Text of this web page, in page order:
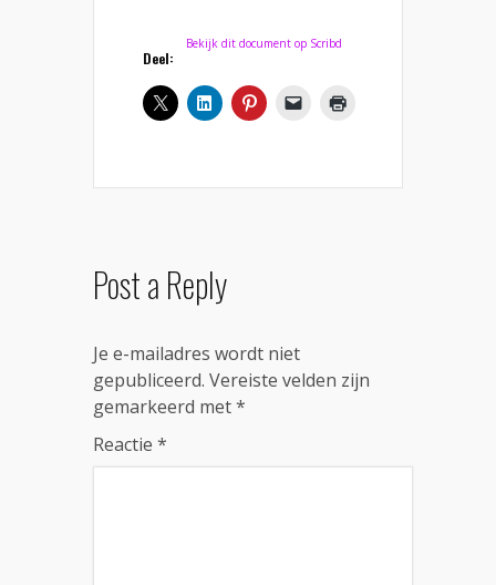
Bekijk dit document op Scribd
Deel:
Post a Reply
Je e-mailadres wordt niet
gepubliceerd. Vereiste velden zijn
gemarkeerd met*
Reactie *